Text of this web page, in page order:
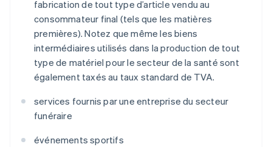
fabrication de tout type d’article vendu au
consommateur final (tels que les matières
premières). Notez que même les biens
intermédiaires utilisés dans la production de tout
type de matériel pour le secteur de la santé sont
également taxés au taux standard de TVA.
services fournis par une entreprise du secteur
funéraire
événements sportifs